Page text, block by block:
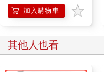
首富的這種處事方法，在心
釋，叫課題分離。
「課題分離」理論由奧地利
Adler）提出，原意指「要解
加入購物車
其他人也看